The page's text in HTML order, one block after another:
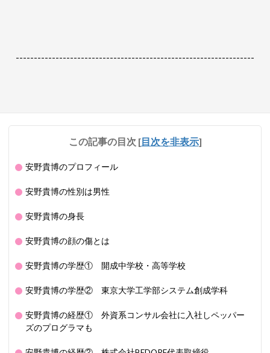
------------------------------------------------------------------
この記事の目次 [目次を非表示]
安野貴博のプロフィール
安野貴博の性別は男性
安野貴博の身長
安野貴博の顔の傷とは
安野貴博の学歴① 開成中学校・高等学校
安野貴博の学歴② 東京大学工学部システム創成学科
安野貴博の経歴① 外資系コンサル会社に入社しペッパー
ズのプログラマも